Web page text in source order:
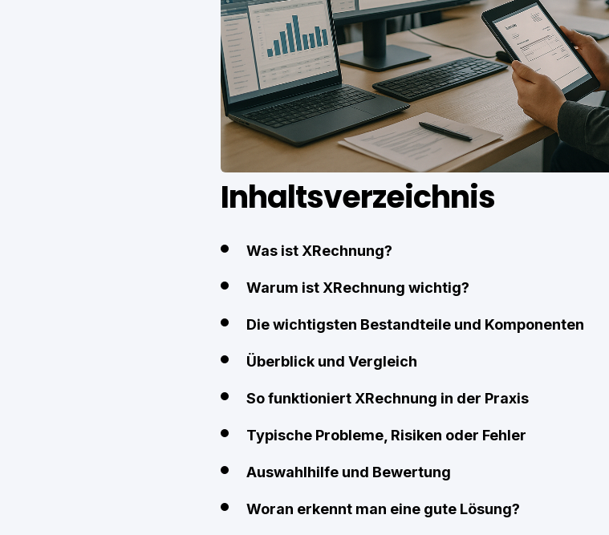
Inhaltsverzeichnis
Was ist XRechnung?
Warum ist XRechnung wichtig?
Die wichtigsten Bestandteile und Komponenten
Überblick und Vergleich
So funktioniert XRechnung in der Praxis
Typische Probleme, Risiken oder Fehler
Auswahlhilfe und Bewertung
Woran erkennt man eine gute Lösung?